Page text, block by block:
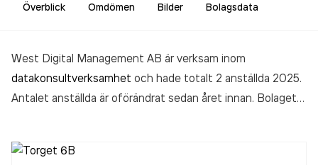
Överblick Omdömen Bilder Bolagsdata
West Digital Management AB är verksam inom
datakonsultverksamhet och hade totalt 2 anställda 2025.
Antalet anställda är oförändrat sedan året innan. Bolaget
senaste räkenskapsåret (2025).